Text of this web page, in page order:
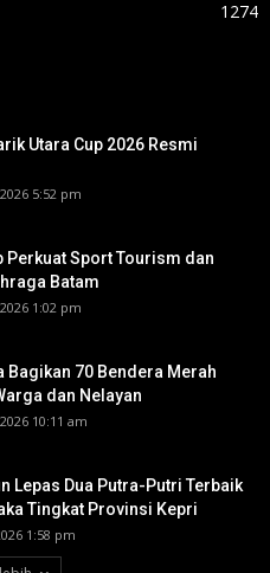
1274
Utara Cup 2026 Resmi
5:52 pm
Perkuat Sport Tourism dan
Batam
1:02 pm
Bagikan 70 Bendera Merah
dan Nelayan
10:11 am
Lepas Dua Putra-Putri Terbaik
Tingkat Provinsi Kepri
1:58 pm